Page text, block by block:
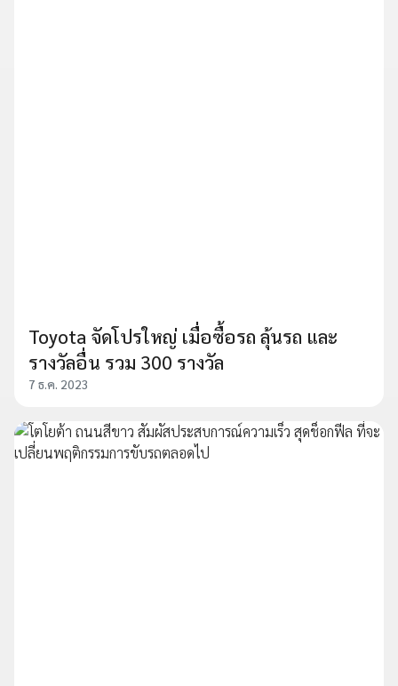
Toyota จัดโปรใหญ่ เมื่อซื้อรถ ลุ้นรถ และ
รางวัลอื่น รวม 300 รางวัล
7 ธ.ค. 2023